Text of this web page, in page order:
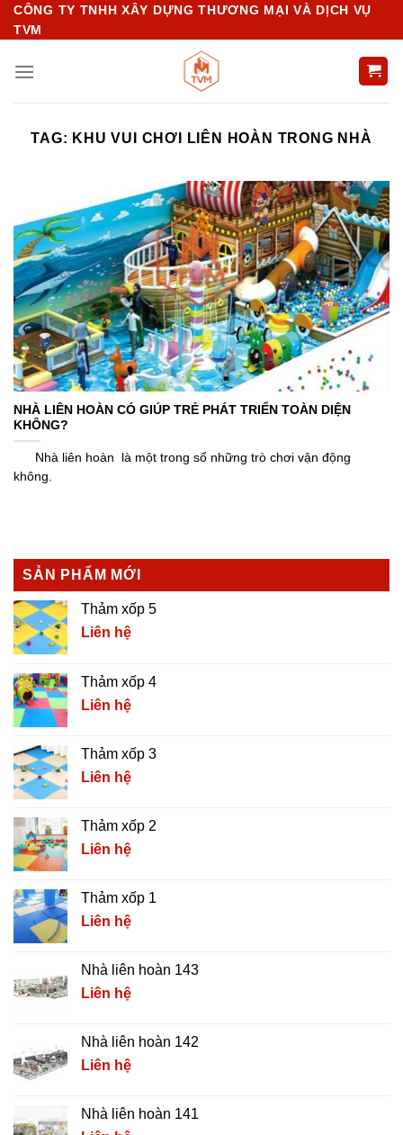
Chuyển
đến
dung
CÔNG TY TNHH XÂY DỰNG THƯƠNG MẠI VÀ DỊCH VỤ
TVM
TAG: KHU VUI CHƠI LIÊN HOÀN TRONG NHÀ
SẢN PHẨM MỚI
Thảm xốp 5
Liên hệ
Thảm xốp 4
Liên hệ
Thảm xốp 3
Liên hệ
Thảm xốp 2
Liên hệ
Thảm xốp 1
Liên hệ
Nhà liên hoàn 143
Liên hệ
Nhà liên hoàn 142
Liên hệ
Nhà liên hoàn 141
NHÀ LIÊN HOÀN CÓ GIÚP TRẺ PHÁT TRIỂN TOÀN DIỆN
KHÔNG?
Nhà liên hoàn là một trong số những trò chơi vận động
không.